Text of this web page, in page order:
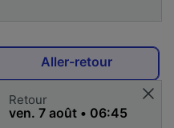
Aller-retour
Retour